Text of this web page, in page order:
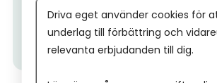
företag, men är osäker på vilket lån
lösning som passar bäst? Här kan
med Almi.
Driva eget använder cookies för
underlag till förbättring och
relevanta erbjudanden till dig.